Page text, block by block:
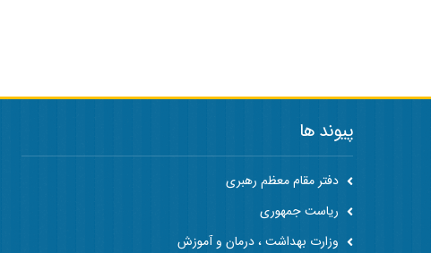
پیوند ها
دفتر مقام معظم رهبری
ریاست جمهوری
وزارت بهداشت ، درمان و آموزش